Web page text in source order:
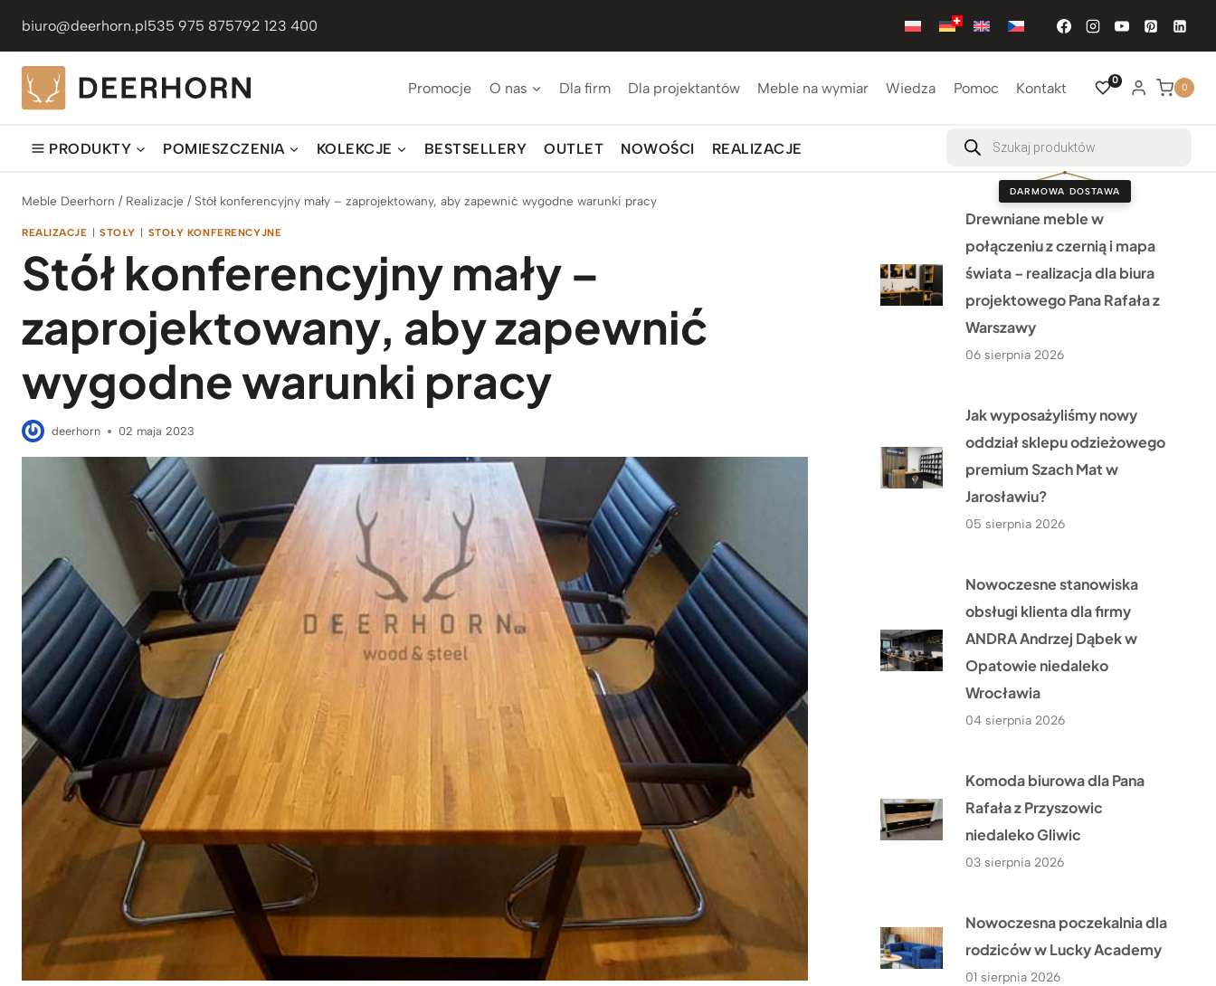
treści
biuro@deerhorn.pl535 975 875792 123 400
Promocje O nas Dla firm Dla projektantów Meble na wymiar Wiedza Pomoc Kontakt 0
0
PRODUKTY POMIESZCZENIA KOLEKCJE BESTSELLERY OUTLET NOWOŚCI REALIZACJE
Wyszukiwarka
produktów
DARMOWA DOSTAWA
Meble Deerhorn / Realizacje / Stół konferencyjny mały – zaprojektowany, aby zapewnić wygodne warunki pracy
REALIZACJE | STOŁY | STOŁY KONFERENCYJNE
Stół konferencyjny mały –
zaprojektowany, aby zapewnić
wygodne warunki pracy
deerhorn 02 maja 2023
Drewniane meble w
połączeniu z czernią i mapa
świata – realizacja dla biura
projektowego Pana Rafała z
Warszawy
06 sierpnia 2026
Jak wyposażyliśmy nowy
oddział sklepu odzieżowego
premium Szach Mat w
Jarosławiu?
05 sierpnia 2026
Nowoczesne stanowiska
obsługi klienta dla firmy
ANDRA Andrzej Dąbek w
Opatowie niedaleko
Wrocławia
04 sierpnia 2026
Komoda biurowa dla Pana
Rafała z Przyszowic
niedaleko Gliwic
03 sierpnia 2026
Nowoczesna poczekalnia dla
rodziców w Lucky Academy
01 sierpnia 2026